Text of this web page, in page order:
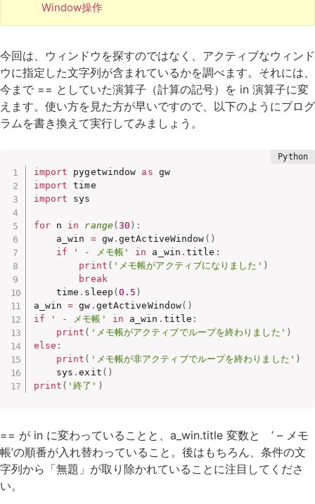
Window操作
今回は、ウィンドウを探すのではなく、アクティブなウィンド
ウに指定した文字列が含まれているかを調べます。それには、
今まで == としていた演算子（計算の記号）を in 演算子に変
えます。使い方を見た方が早いですので、以下のようにプログ
ラムを書き換えて実行してみましょう。
import pygetwindow as
gw
import
import sys
for n in range(30 ) :
    a_win
= gw.getActiveWindow ( )
if
' - メモ帳' in a_win .title :
print ( 'メモ帳がアクティブになりました' )
break
    time
. sleep (0.5 )
a_win = gw . getActiveWindow( )
if
' - メモ帳' in a_win . title :
print ( 'メモ帳がアクティブでループを終わりました' )
else :
print ( 'メモ帳が非アクティブでループを終わりました' )
    sys
.exit ( )
print ( '終了' )
== が in に変わっていることと、a_win.title 変数と ’ – メモ
帳’の順番が入れ替わっていること。後はもちろん、条件の文
字列から「無題」が取り除かれていることに注目してくださ
い。